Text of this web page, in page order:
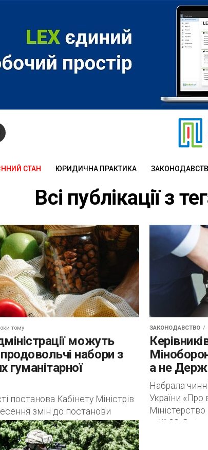
СТАН ЮРИДИЧНА ПРАКТИКА
Всі публікації з
тому
можуть
набори з
гуманітарної
постанова Кабінету Міністрів
змін до постанови
України від 20 березня 2022 р.
2022 р....
ЗАКОНОДАВСТВО
а не
Набрала
України
р. № 23.